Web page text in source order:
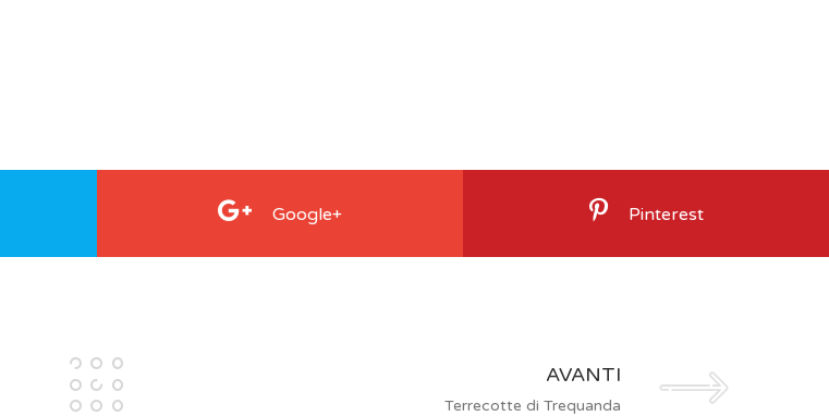
Google+ Pinterest
AVANTI
Terrecotte di Trequanda